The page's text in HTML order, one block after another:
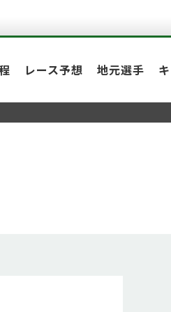
レース予想 地元選手